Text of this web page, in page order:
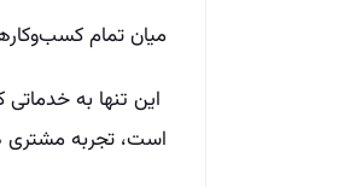
میان تمام
این تنها به
است، تجربه